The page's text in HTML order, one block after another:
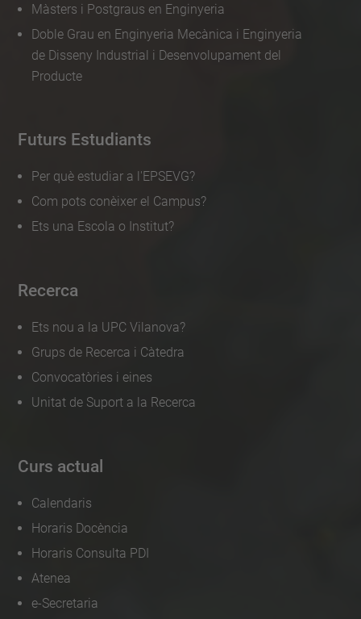
Màsters i Postgraus en Enginyeria
Doble Grau en Enginyeria Mecànica i Enginyeria
de Disseny Industrial i Desenvolupament del
Producte
Futurs Estudiants
Per què estudiar a l'EPSEVG?
Com pots conèixer el Campus?
Ets una Escola o Institut?
Recerca
Ets nou a la UPC Vilanova?
Grups de Recerca i Càtedra
Convocatòries i eines
Unitat de Suport a la Recerca
Curs actual
Calendaris
Horaris Docència
Horaris Consulta PDI
Atenea
e-Secretaria